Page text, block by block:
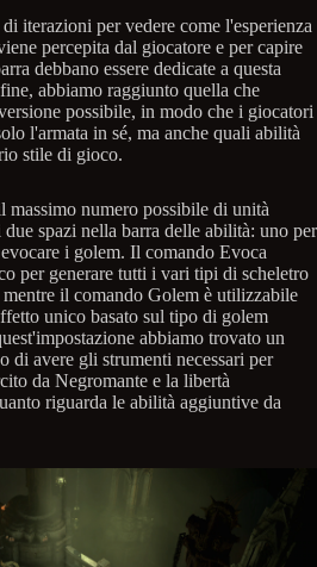
iterazioni per vedere come l'esperienza
percepita dal giocatore e per capire
debbano essere dedicate a questa
abbiamo raggiunto quella che
possibile, in modo che i giocatori
l'armata in sé, ma anche quali abilità
stile di gioco.
massimo numero possibile di unità
spazi nella barra delle abilità: uno per
i golem. Il comando Evoca
per generare tutti i vari tipi di scheletro
il comando Golem è utilizzabile
unico basato sul tipo di golem
abbiamo trovato un
di avere gli strumenti necessari per
da Negromante e la libertà
riguarda le abilità aggiuntive da